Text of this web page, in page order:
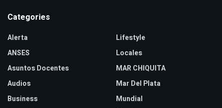
Categories
Alerta
ANSES
Asuntos Docentes
Audios
Business
Lifestyle
Locales
MAR CHIQUITA
Mar Del Plata
Mundial